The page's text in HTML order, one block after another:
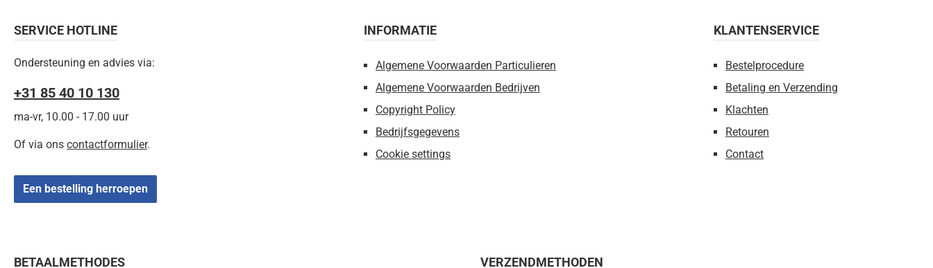
SERVICE HOTLINE
Ondersteuning en advies via:
+31 85 40 10 130
ma-vr, 10.00 - 17.00 uur
Of via ons contactformulier.
Een bestelling herroepen
INFORMATIE
Algemene Voorwaarden Particulieren
Algemene Voorwaarden Bedrijven
Copyright Policy
Bedrijfsgegevens
Cookie settings
KLANTENSERVICE
Bestelprocedure
Betaling en Verzending
Klachten
Retouren
Contact
BETAALMETHODES VERZENDMETHODEN